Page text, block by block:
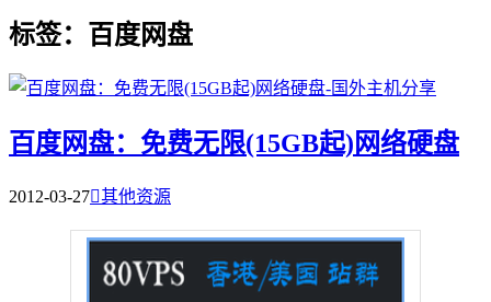
标签：百度网盘
百度网盘：免费无限(15GB起)网络硬盘
2012-03-27其他资源